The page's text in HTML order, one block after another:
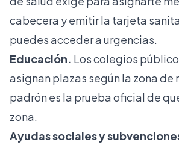
cabecera y emitir la tarjeta
puedes acceder a urgencias.
Educación. Los colegios
asignan plazas según la zona de
padrón es la prueba oficial de
zona.
Ayudas sociales y